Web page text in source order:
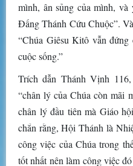
mình, ân sủng của mình,
Đấng Thánh Cứu Chuộc”.
“Chúa Giêsu Kitô vẫn
cuộc sống.”
Trích dẫn Thánh Vịnh
“chân lý của Chúa còn mãi
chân lý đầu tiên mà Giáo
chắn rằng, Hội Thánh là
công việc của Chúa trong
tốt nhất nên làm công việc